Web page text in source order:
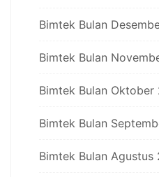
Bimtek Bulan
Bimtek Bulan
Bimtek Bulan Oktober
Bimtek Bulan
Bimtek Bulan Agustus